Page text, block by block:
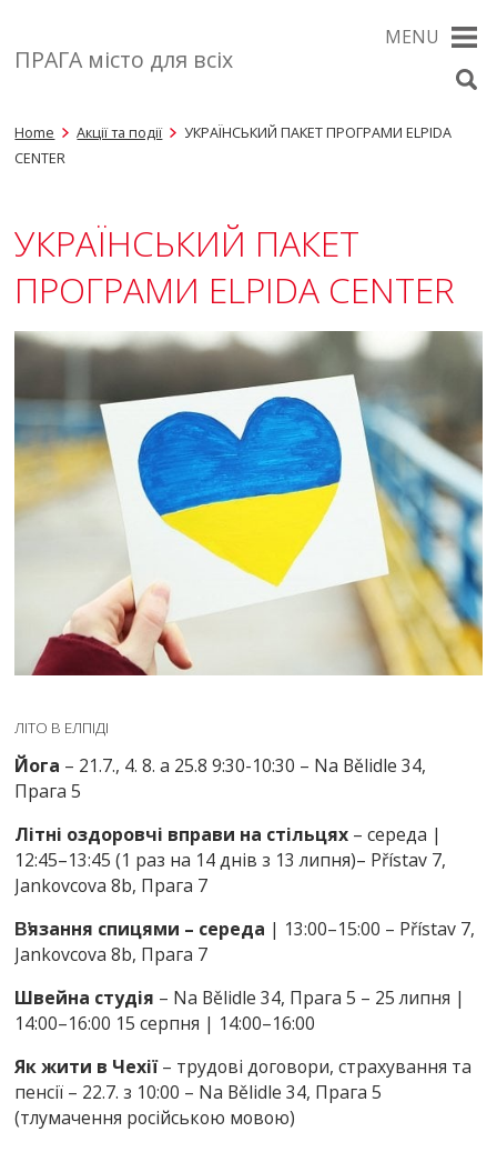
ПРАГА місто для всіх
MENU
Home Акції та події
УКРАЇНСЬКИЙ ПАКЕТ ПРОГРАМИ ELPIDA
CENTER
УКРАЇНСЬКИЙ ПАКЕТ
ПРОГРАМИ ELPIDA CENTER
ЛІТО В ЕЛПІДІ
Йога – 21.7., 4. 8. a 25.8 9:30-10:30 – Na Bělidle 34,
Прага 5
Літні оздоровчі вправи на стільцях – cереда |
12:45–13:45 (1 раз на 14 днів з 13 липня)– Přístav 7,
Jankovcova 8b, Прага 7
В̕язання спицями – середа | 13:00–15:00 – Přístav 7,
Jankovcova 8b, Прага 7
Швейна студія – Na Bělidle 34, Прага 5 – 25 липня |
14:00–16:00 15 серпня | 14:00–16:00
Як жити в Чехії– трудові договори, страхування та
пенсії – 22.7. з 10:00 – Na Bělidle 34, Прага 5
(тлумачення російською мовою)